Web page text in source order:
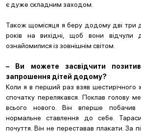
є дуже складним заходом.
Також щомісяця я беру додому дві три
років на вихідні, щоб вони відчули
ознайомилися із зовнішнім світом.
– Ви можете засвідчити
запрошення дітей додому?
Коли я в перший раз взяв шестирічного
спочатку перелякався. Поклав голову
всього нового. Він вперше побачив
нормальне ставлення до себе.
почуття. Він не переставав плакати. За